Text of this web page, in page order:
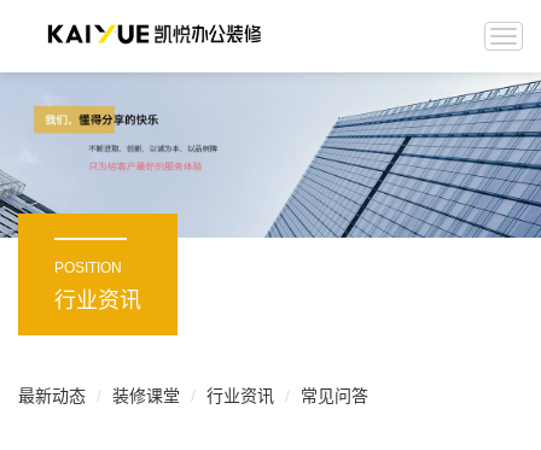
POSITION
行业资讯
最新动态 装修课堂 行业资讯 常见问答